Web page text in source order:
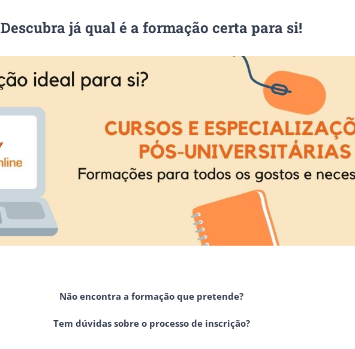
Descubra já qual é a formação certa para si!
Não encontra a formação que pretende?
Tem dúvidas sobre o processo de inscrição?